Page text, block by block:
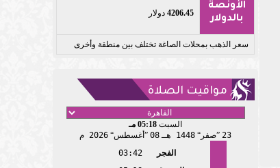
الأونصة
بالدولار
4206.45 دولار
سعر الذهب بمحلات الصاغة تختلف بين منطقة وأخرى
مواقيت الصلاة
السبت 05:18 مـ
23 صفر 1448 هـ 08 أغسطس 2026 م
الفجر
03:42